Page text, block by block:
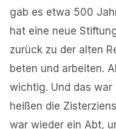
gab es etwa 500
hat eine neue
zurück zu der alten
beten und arbeiten.
wichtig. Und das war
heißen die
war wieder ein Abt,